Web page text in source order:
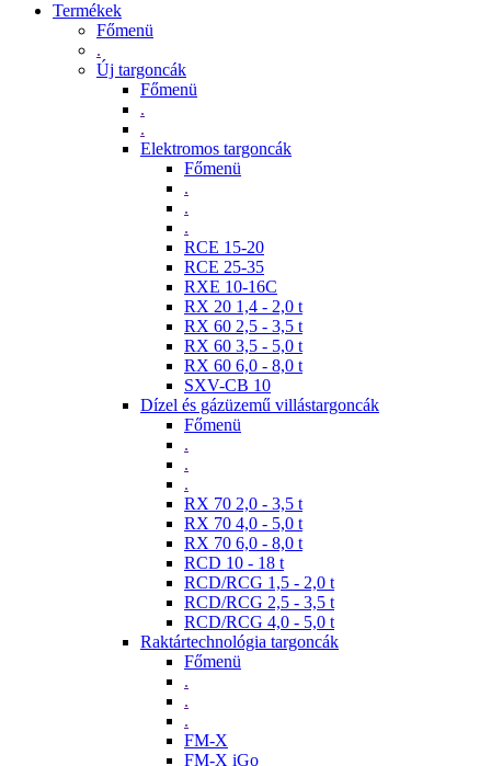
Termékek
Főmenü
.
Új targoncák
Főmenü
.
.
Elektromos targoncák
Főmenü
.
.
.
RCE 15-20
RCE 25-35
RXE 10-16C
RX 20 1,4 - 2,0 t
RX 60 2,5 - 3,5 t
RX 60 3,5 - 5,0 t
RX 60 6,0 - 8,0 t
SXV-CB 10
Dízel és gázüzemű villástargoncák
Főmenü
.
.
.
RX 70 2,0 - 3,5 t
RX 70 4,0 - 5,0 t
RX 70 6,0 - 8,0 t
RCD 10 - 18 t
RCD/RCG 1,5 - 2,0 t
RCD/RCG 2,5 - 3,5 t
RCD/RCG 4,0 - 5,0 t
Raktártechnológia targoncák
Főmenü
.
.
.
FM-X
FM-X iGo